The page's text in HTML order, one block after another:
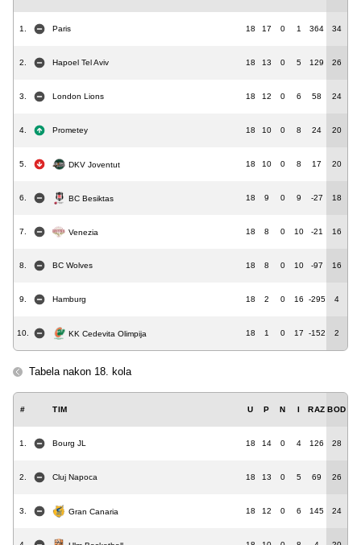
1. Paris 18 17 0 1 364 34
2. Hapoel Tel Aviv 18 13 0 5 129 26
3. London Lions 18 12 0 6 58 24
4. Prometey 18 10 0 8 24 20
5. DKV Joventut 18 10 0 8 17 20
6. BC Besiktas 18 9 0 9 -27 18
7. Venezia 18 8 0 10 -21 16
8. BC Wolves 18 8 0 10 -97 16
9. Hamburg 18 2 0 16 -295 4
10. KK Cedevita Olimpija 18 1 0 17 -152 2
Tabela nakon 18. kola
# TIM U P N I RAZ BOD
1. Bourg JL 18 14 0 4 126 28
2. Cluj Napoca 18 13 0 5 69 26
3. Gran Canaria 18 12 0 6 145 24